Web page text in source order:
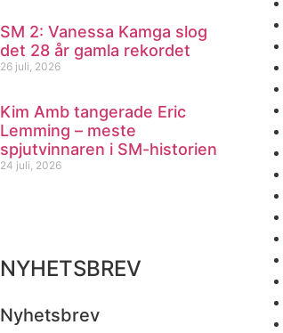
SM 2: Vanessa Kamga slog
det 28 år gamla rekordet
26 juli, 2026
Kim Amb tangerade Eric
Lemming – meste
spjutvinnaren i SM-historien
24 juli, 2026
NYHETSBREV
Nyhetsbrev